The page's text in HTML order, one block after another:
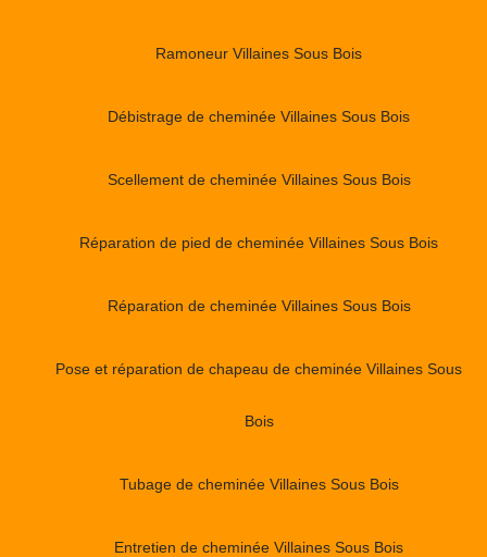
Ramoneur Villaines Sous Bois
Débistrage de cheminée Villaines Sous Bois
Scellement de cheminée Villaines Sous Bois
Réparation de pied de cheminée Villaines Sous Bois
Réparation de cheminée Villaines Sous Bois
Pose et réparation de chapeau de cheminée Villaines Sous
Bois
Tubage de cheminée Villaines Sous Bois
Entretien de cheminée Villaines Sous Bois